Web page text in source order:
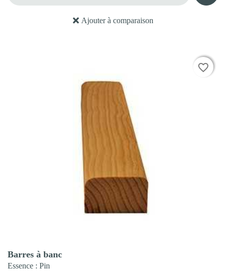
Ajouter à comparaison
Barres à banc
Essence : Pin
favorite_border
favorite_border